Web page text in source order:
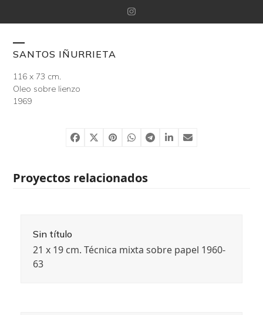
to
Instagram
SANTOS IÑURRIETA
Open
mobile
menu
Close
mobile
menu
116 x 73 cm.
Oleo sobre lienzo
1969
Proyectos relacionados
Sin título
21 x 19 cm. Técnica mixta sobre papel 1960-
63